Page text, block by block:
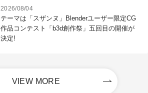
2026/08/04
テーマは「スザンヌ」Blenderユーザー限定CG
作品コンテスト「b3d創作祭」五回目の開催が
決定!
VIEW MORE